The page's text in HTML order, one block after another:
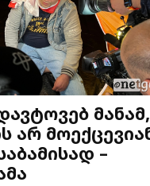
მანამ,
არ
–